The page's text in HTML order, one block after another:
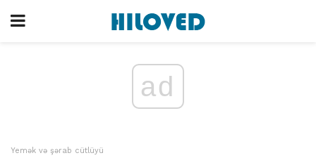
ad
Yemək və şərab cütlüyü